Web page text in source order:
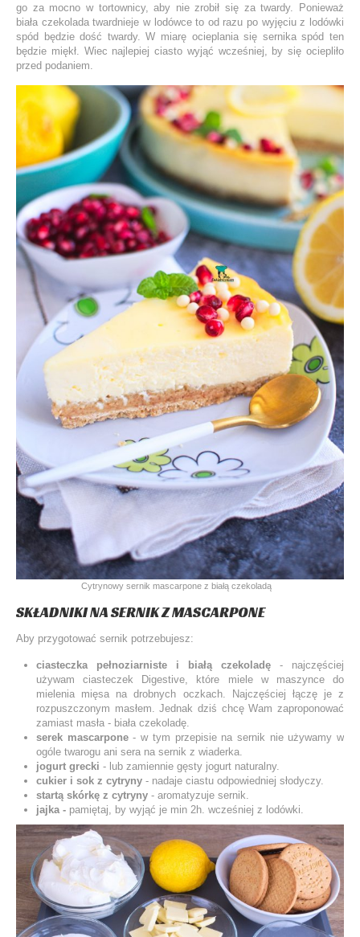
go za mocno w tortownicy, aby nie zrobił się za twardy. Ponieważ
biała czekolada twardnieje w lodówce to od razu po wyjęciu z lodówki
spód będzie dość twardy. W miarę ocieplania się sernika spód ten
będzie miękł. Wiec najlepiej ciasto wyjąć wcześniej, by się ociepliło
przed podaniem.
Cytrynowy sernik mascarpone z białą czekoladą
SKŁADNIKI NA SERNIK Z MASCARPONE
Aby przygotować sernik potrzebujesz:
ciasteczka pełnoziarniste i białą czekoladę - najczęściej
używam ciasteczek Digestive, które miele w maszynce do
mielenia mięsa na drobnych oczkach. Najczęściej łączę je z
rozpuszczonym masłem. Jednak dziś chcę Wam zaproponować
zamiast masła - biała czekoladę.
serek mascarpone- w tym przepisie na sernik nie używamy w
ogóle twarogu ani sera na sernik z wiaderka.
jogurt grecki - lub zamiennie gęsty jogurt naturalny.
cukier i sok z cytryny - nadaje ciastu odpowiedniej słodyczy.
startą skórkę z cytryny - aromatyzuje sernik.
jajka - pamiętaj, by wyjąć je min 2h. wcześniej z lodówki.